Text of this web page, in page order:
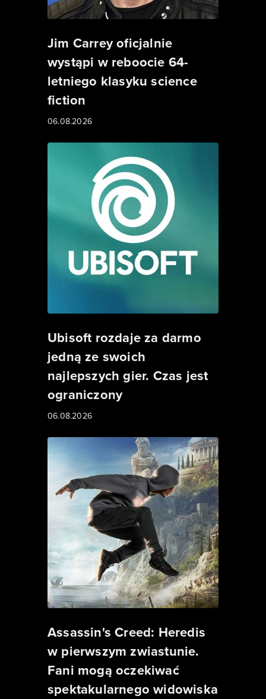
Jim Carrey oficjalnie
wystąpi w reboocie 64-
letniego klasyku science
fiction
06.08.2026
Ubisoft rozdaje za darmo
jedną ze swoich
najlepszych gier. Czas jest
ograniczony
06.08.2026
Assassin's Creed: Heredis
w pierwszym zwiastunie.
Fani mogą oczekiwać
spektakularnego widowiska